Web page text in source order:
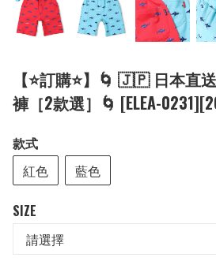
【⭐訂購⭐】🌀 🇯🇵 日本直
褲［2款選］🌀 [ELEA-
款式
紅色
藍色
SIZE